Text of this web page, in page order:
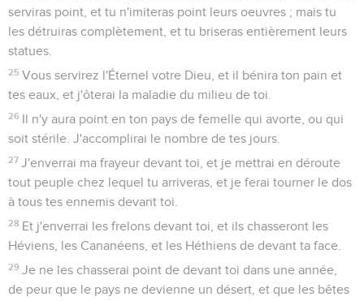
serviras point, et tu n'imiteras point leurs oeuvres ; mais tu
les détruiras complètement, et tu briseras entièrement leurs
statues.
25 Vous servirez l'Éternel votre Dieu, et il bénira ton pain et
tes eaux, et j'ôterai la maladie du milieu de toi.
26 Il n'y aura point en ton pays de femelle qui avorte, ou qui
soit stérile. J'accomplirai le nombre de tes jours.
27 J'enverrai ma frayeur devant toi, et je mettrai en déroute
tout peuple chez lequel tu arriveras, et je ferai tourner le dos
à tous tes ennemis devant toi.
28 Et j'enverrai les frelons devant toi, et ils chasseront les
Héviens, les Cananéens, et les Héthiens de devant ta face.
29 Je ne les chasserai point de devant toi dans une année,
de peur que le pays ne devienne un désert, et que les bêtes